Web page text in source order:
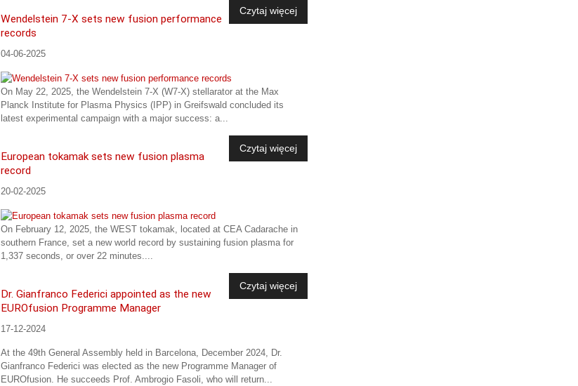
Czytaj więcej
Wendelstein 7-X sets new fusion performance
records
04-06-2025
On May 22, 2025, the Wendelstein 7-X (W7-X) stellarator at the Max
Planck Institute for Plasma Physics (IPP) in Greifswald concluded its
latest experimental campaign with a major success: a...
Czytaj więcej
European tokamak sets new fusion plasma
record
20-02-2025
On February 12, 2025, the WEST tokamak, located at CEA Cadarache in
southern France, set a new world record by sustaining fusion plasma for
1,337 seconds, or over 22 minutes....
Czytaj więcej
Dr. Gianfranco Federici appointed as the new
EUROfusion Programme Manager
17-12-2024
At the 49th General Assembly held in Barcelona, December 2024, Dr.
Gianfranco Federici was elected as the new Programme Manager of
EUROfusion. He succeeds Prof. Ambrogio Fasoli, who will return...